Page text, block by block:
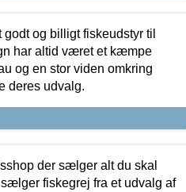
godt og billigt fiskeudstyr til
har altid været et kæmpe
og en stor viden omkring
deres udvalg.
der sælger alt du skal
fiskegrej fra et udvalg af